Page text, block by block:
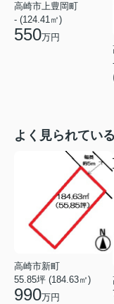
高崎市上豊岡町
- (124.41㎡)
550万円
よく見られてい
高崎市新町
55.85坪 (184.63㎡)
990万円